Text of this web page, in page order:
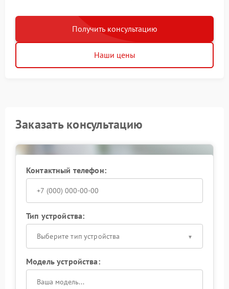
Получить консультацию
Наши цены
Заказать консультацию
Контактный телефон:
Тип устройства:
Выберите тип устройства
Модель устройства: